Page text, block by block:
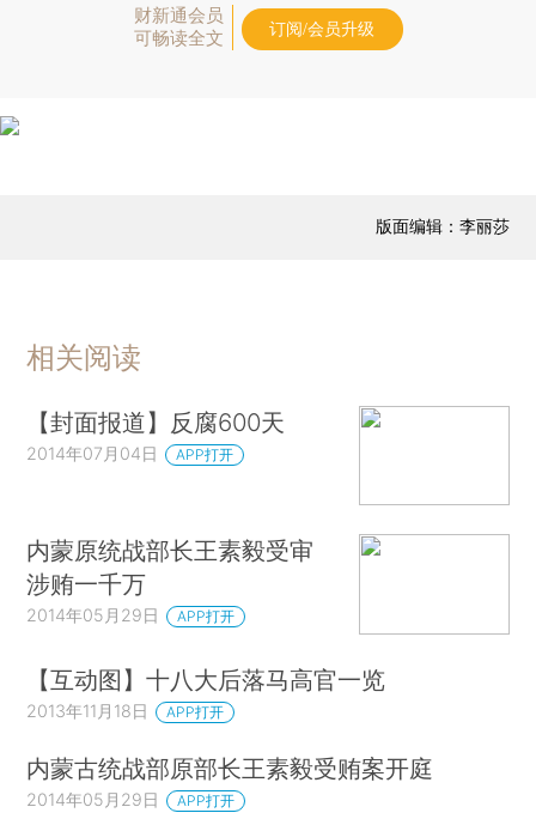
财新通会员
可畅读全文
订阅/会员升级
版面编辑：李丽莎
相关阅读
【封面报道】反腐600天
2014年07月04日 APP打开
内蒙原统战部长王素毅受审
涉贿一千万
2014年05月29日 APP打开
【互动图】十八大后落马高官一览
2013年11月18日 APP打开
内蒙古统战部原部长王素毅受贿案开庭
2014年05月29日 APP打开